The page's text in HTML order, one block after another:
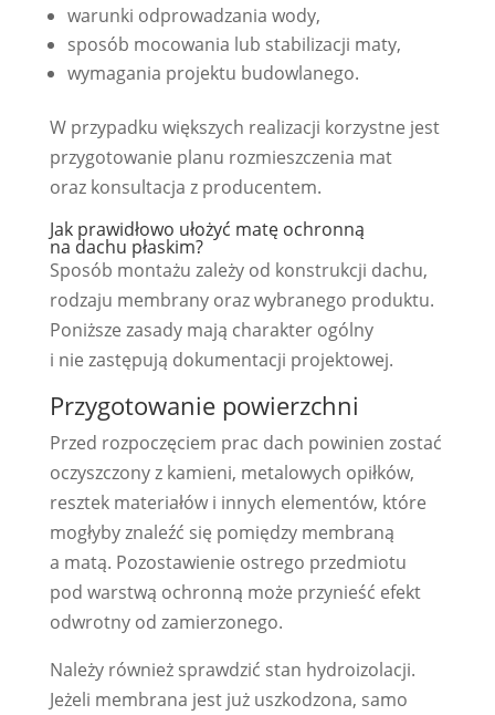
warunki odprowadzania wody,
sposób mocowania lub stabilizacji maty,
wymagania projektu budowlanego.
W przypadku większych realizacji korzystne jest
przygotowanie planu rozmieszczenia mat
oraz konsultacja z producentem.
Jak prawidłowo ułożyć matę ochronną
na dachu płaskim?
Sposób montażu zależy od konstrukcji dachu,
rodzaju membrany oraz wybranego produktu.
Poniższe zasady mają charakter ogólny
i nie zastępują dokumentacji projektowej.
Przygotowanie powierzchni
Przed rozpoczęciem prac dach powinien zostać
oczyszczony z kamieni, metalowych opiłków,
resztek materiałów i innych elementów, które
mogłyby znaleźć się pomiędzy membraną
a matą. Pozostawienie ostrego przedmiotu
pod warstwą ochronną może przynieść efekt
odwrotny od zamierzonego.
Należy również sprawdzić stan hydroizolacji.
Jeżeli membrana jest już uszkodzona, samo